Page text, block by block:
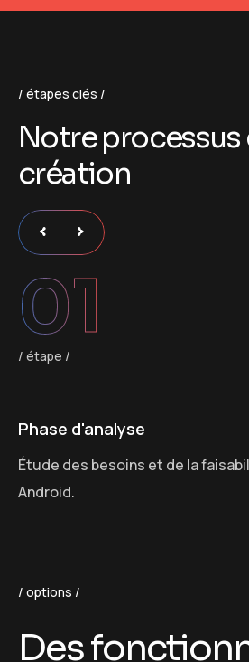
étapes clés
Notreprocessus
création
01
étape
Phase d'analyse
Étude des besoins et de la
Android.
options
Desfonction